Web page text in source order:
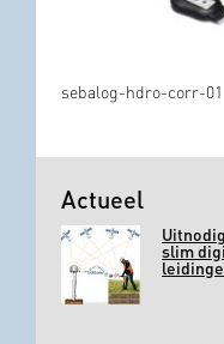
sebalog-hdro-corr-01
Actueel
slim